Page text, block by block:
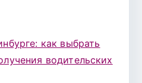
как выбрать
водительских